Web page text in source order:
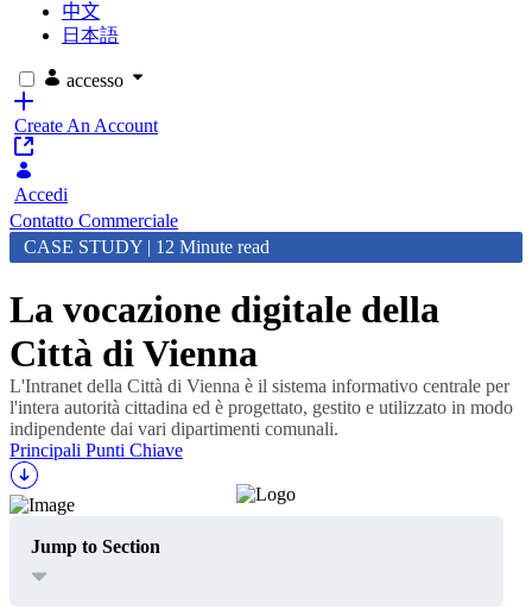
中文
日本語
accesso
Create An Account
Accedi
Contatto Commerciale
CASE STUDY | 12 Minute read
La vocazione digitale della
Città di Vienna
L'Intranet della Città di Vienna è il sistema informativo centrale per
l'intera autorità cittadina ed è progettato, gestito e utilizzato in modo
indipendente dai vari dipartimenti comunali.
Principali Punti Chiave
Jump to Section